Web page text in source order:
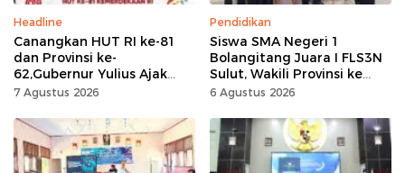
Headline
Canangkan HUT RI ke-81
dan Provinsi ke-
62,Gubernur Yulius Ajak
Seluruh Masyarakat
Kemerdekaan Momentum
Kerja Keras
7 Agustus 2026
Pendidikan
Siswa SMA Negeri 1
Bolangitang Juara I FLS3N
Sulut, Wakili Provinsi ke
Tingkat Nasional
6 Agustus 2026